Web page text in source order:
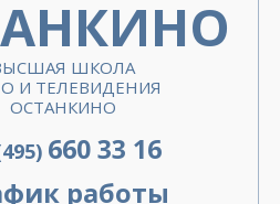
ШКОЛА
И ТЕЛЕВИДЕНИЯ
ОСТАНКИНО
660 33 16
работы